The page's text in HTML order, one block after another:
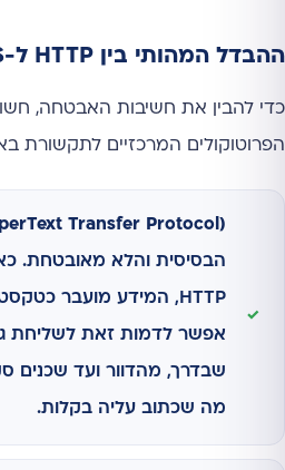
ההבדל המהותי בין HTTP ל-HTTPS
כדי להבין את חשיבות האבטחה,
הפרוטוקולים המרכזיים לתקשורת
Transfer Protocol):
הבסיסית והלא
אפשר לדמות זאת לשליחת
שבדרך, מהדוור ועד שכנים
מה שכתוב עליה בקלות.